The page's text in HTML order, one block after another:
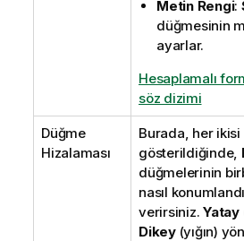
Metin Rengi:
düğmesinin
ayarlar.
Hesaplamalı
söz dizimi
Düğme
Hizalaması
Burada, her ikisi
gösterildiğinde,
düğmelerinin
nasıl
verirsiniz. Yatay
Dikey(yığın)